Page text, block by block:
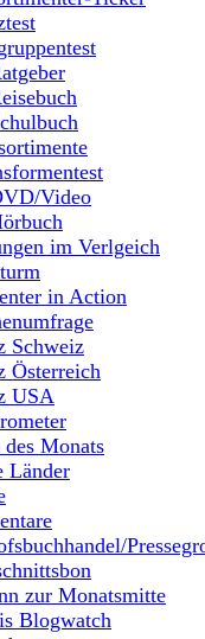
Video
im Verlgeich
in Action
Schweiz
Österreich
USA
des Monats
Länder
zur Monatsmitte
Blogwatch